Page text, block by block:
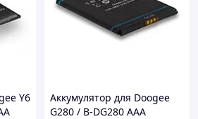
Y6
Аккумулятор для Doogee
G280 / B-DG280 AAA